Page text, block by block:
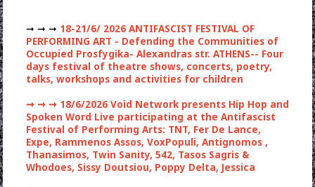
➞ ➞ ➞ 18-21/6/ 2026 ANTIFASCIST FESTIVAL OF
PERFORMING ART - Defending the Communities of
Occupied Prosfygika- Alexandras str. ATHENS-- Four
days festival of theatre shows, concerts, poetry,
talks, workshops and activities for children
➞ ➞ ➞18/6/2026 Void Network presents Hip Hop and
Spoken Word Live participating at the Antifascist
Festival of Performing Arts: TNT, Fer De Lance,
Expe, Rammenos Assos, VoxPopuli, Antignomos ,
Thanasimos, Twin Sanity, 542, Tasos Sagris &
Whodoes, Sissy Doutsiou, Poppy Delta, Jessica